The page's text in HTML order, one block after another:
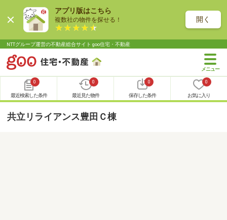
アプリ版はこちら
複数社の物件を探せる！ 開く
NTTグループ運営の不動産総合サイト goo住宅・不動産
0
最近検索した条件
0
最近見た物件
0
保存した条件
0
お気に入り
共立リライアンス豊田Ｃ棟